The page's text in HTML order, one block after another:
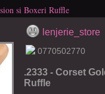
si Boxeri Ruffle
lenjerie_store
0770502770
.2333 - Corset
Ruffle